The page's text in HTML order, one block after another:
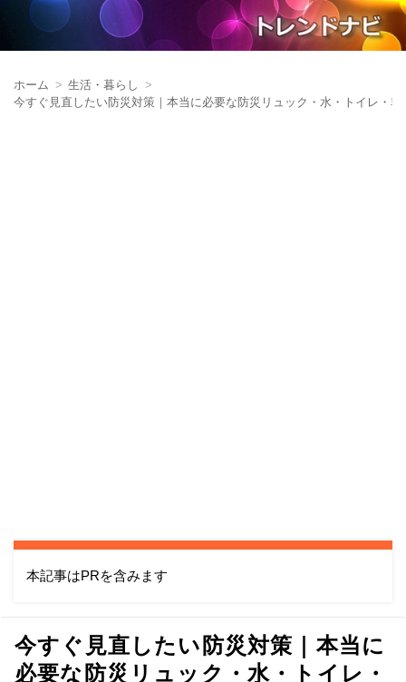
ホーム
生活・暮らし
今すぐ見直したい防災対策｜本当に必要な防災リュック・水・トイレ・非
本記事はPRを含みます
今すぐ見直したい防災対策｜本当に
必要な防災リュック・水・トイレ・